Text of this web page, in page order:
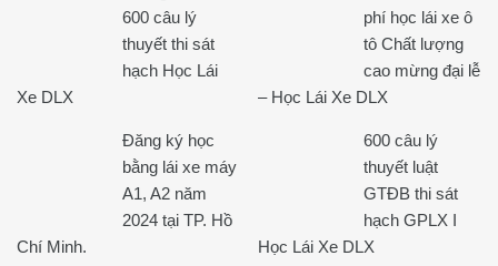
600 câu lý
thuyết thi sát
hạch Học Lái
Xe DLX
phí học lái xe ô
tô Chất lượng
cao mừng đại lễ
– Học Lái Xe DLX
Đăng ký học
bằng lái xe máy
A1, A2 năm
2024 tại TP. Hồ
Chí Minh.
600 câu lý
thuyết luật
GTĐB thi sát
hạch GPLX I
Học Lái Xe DLX